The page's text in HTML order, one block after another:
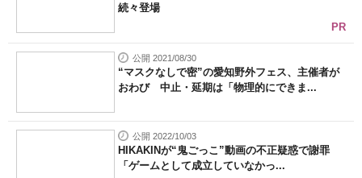
続々登場
PR
公開 2021/08/30
“マスクなしで密”の愛知野外フェス、主催者が
おわび 中止・延期は「物理的にできま...
公開 2022/10/03
HIKAKINが“鬼ごっこ”動画の不正疑惑で謝罪
「ゲームとして成立していなかっ...